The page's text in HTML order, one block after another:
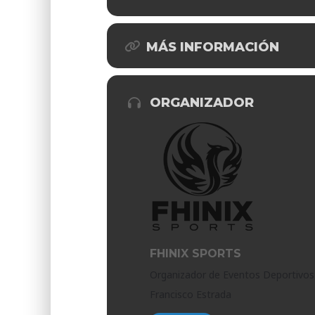
MÁS INFORMACIÓN
ORGANIZADOR
FHINIX SPORTS